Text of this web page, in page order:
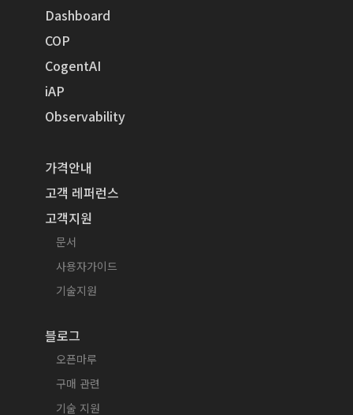
Dashboard
COP
CogentAI
iAP
Observability
가격안내
고객 레퍼런스
고객지원
문서
사용자가이드
기술지원
블로그
오픈마루
구매 관련
기술 지원